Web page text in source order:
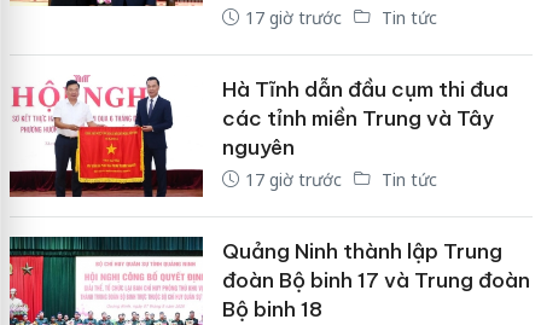
17 giờ trước Tin tức
Hà Tĩnh dẫn đầu cụm thi đua
các tỉnh miền Trung và Tây
nguyên
17 giờ trước Tin tức
Quảng Ninh thành lập Trung
đoàn Bộ binh 17 và Trung đoàn
Bộ binh 18